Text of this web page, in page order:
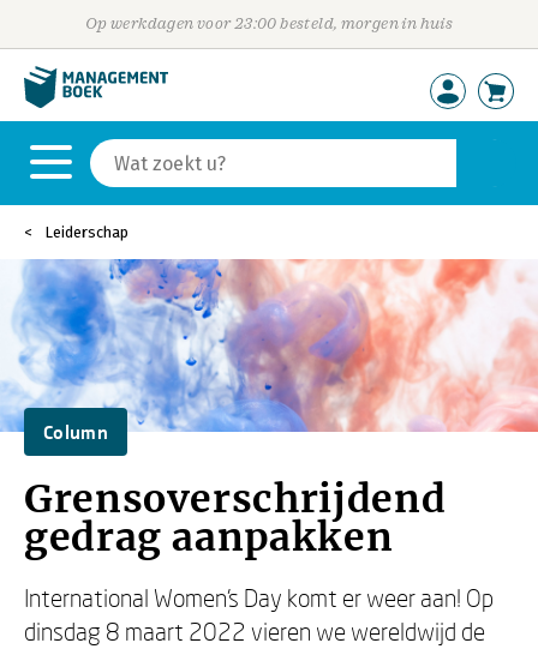
Op werkdagen voor 23:00 besteld, morgen in huis
Leiderschap
Column
Grensoverschrijdend
gedrag aanpakken
International Women's Day komt er weer aan! Op
dinsdag 8 maart 2022 vieren we wereldwijd de